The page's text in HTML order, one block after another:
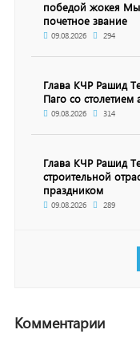
победой жокея
почетное звание
09.08.2026 294
Глава КЧР Рашид
Паго со столетием
09.08.2026 314
Глава КЧР Рашид
строительной
праздником
09.08.2026 289
Комментарии